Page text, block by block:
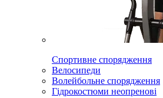
Спортивне спорядження
Велосипеди
Волейбольне спорядження
Гідрокостюми неопренові